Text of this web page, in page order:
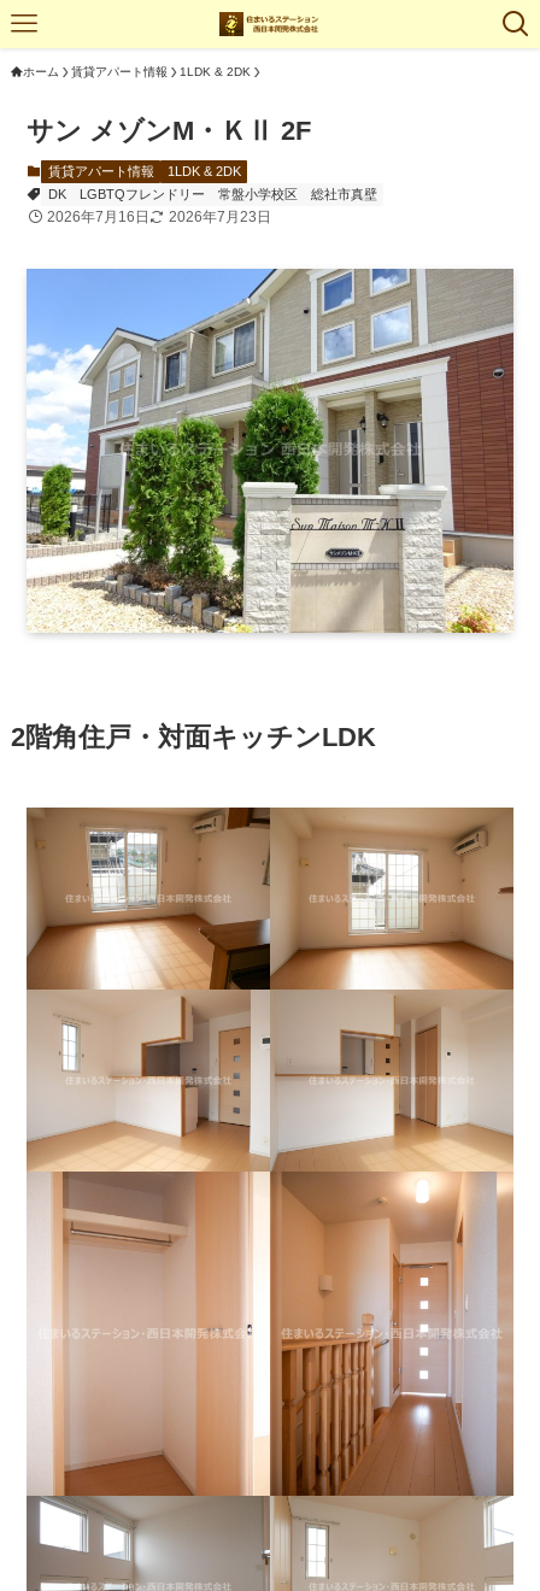
ホーム 賃貸アパート情報 1LDK & 2DK
サン メゾンM・ＫⅡ 2F
賃貸アパート情報
1LDK & 2DK
DK
LGBTQフレンドリー 常盤小学校区 総社市真壁
2026年7月16日 2026年7月23日
2階角住戸・対面キッチンLDK